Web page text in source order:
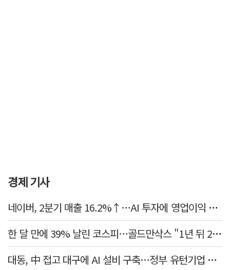
경제 기사
네이버, 2분기 매출 16.2%↑…AI 투자에 영업이익 소폭 감소
한 달 만에 39% 날린 코스피…골드만삭스 "1년 뒤 2배" 예상, 왜?
대동, 中 접고 대구에 AI 설비 구축…정부 유턴기업 선정